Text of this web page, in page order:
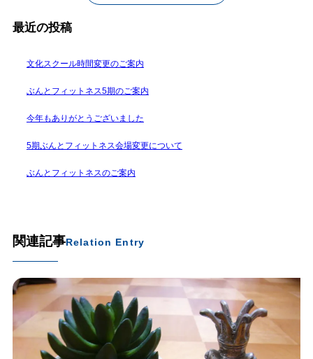
最近の投稿
文化スクール時間変更のご案内
ぶんとフィットネス5期のご案内
今年もありがとうございました
5期ぶんとフィットネス会場変更について
ぶんとフィットネスのご案内
関連記事Relation Entry